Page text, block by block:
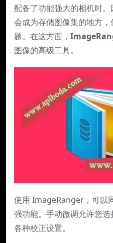
配备了功能强大的相机时
会成为存储图像集的地方
题。在这方面，
图像的高级工具。
使用 ImageRanger，可以
强功能。手动微调允许您
各种校正设置。